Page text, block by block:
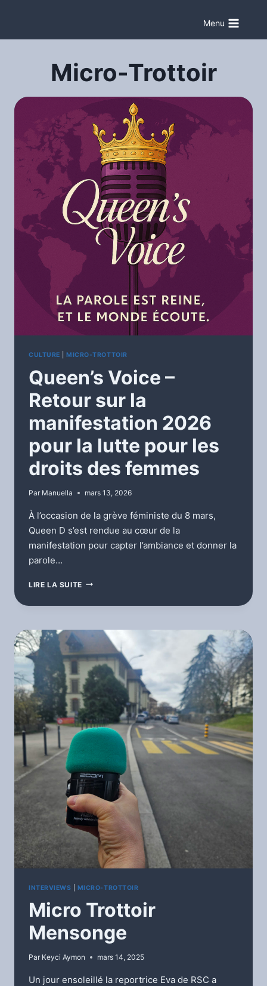
contenu
Menu
Micro-Trottoir
CULTURE MICRO-TROTTOIR
Queen’s Voice –
Retour sur la
manifestation 2026
pour la lutte pour les
droits des femmes
Par Manuella mars 13, 2026
À l’occasion de la grève féministe du 8 mars,
Queen D s’est rendue au cœur de la
manifestation pour capter l’ambiance et donner la
parole…
LIRE LA SUITE QUEEN’S
–
SUR
LA
MANIFESTATION
2026
POUR
LA
LUTTE
POUR
LES
DROITS
FEMMES
INTERVIEWS MICRO-TROTTOIR
Micro Trottoir
Mensonge
Par Keyci Aymon mars 14, 2025
Un jour ensoleillé la reportrice Eva de RSC a